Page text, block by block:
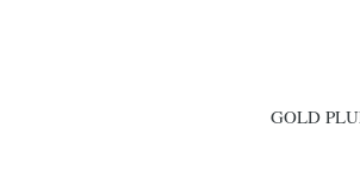
GOLD